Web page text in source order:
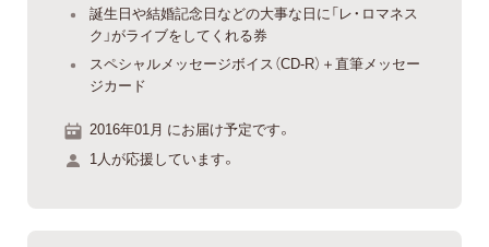
誕生日や結婚記念日などの大事な日に「レ・ロマネス
ク」がライブをしてくれる券
スペシャルメッセージボイス（CD-R）＋直筆メッセー
ジカード
2016年01月 にお届け予定です。
1人が応援しています。